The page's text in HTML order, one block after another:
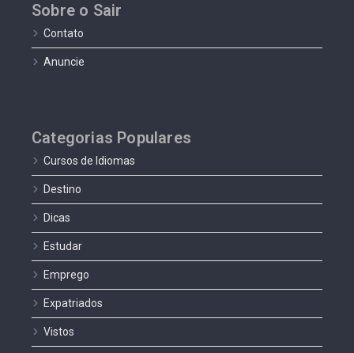
Sobre o Sair
Contato
Anuncie
Categorias Populares
Cursos de Idiomas
Destino
Dicas
Estudar
Emprego
Expatriados
Vistos